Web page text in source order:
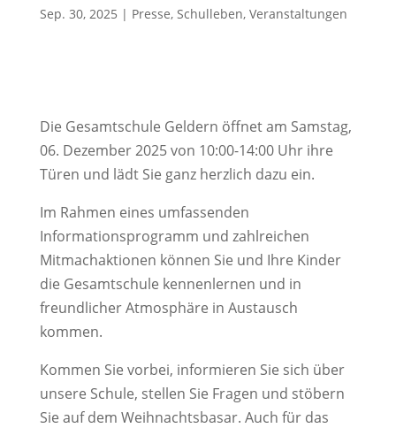
Sep. 30, 2025 | Presse, Schulleben, Veranstaltungen
Die Gesamtschule Geldern öffnet am Samstag,
06. Dezember 2025 von 10:00-14:00 Uhr ihre
Türen und lädt Sie ganz herzlich dazu ein.
Im Rahmen eines umfassenden
Informationsprogramm und zahlreichen
Mitmachaktionen können Sie und Ihre Kinder
die Gesamtschule kennenlernen und in
freundlicher Atmosphäre in Austausch
kommen.
Kommen Sie vorbei, informieren Sie sich über
unsere Schule, stellen Sie Fragen und stöbern
Sie auf dem Weihnachtsbasar. Auch für das